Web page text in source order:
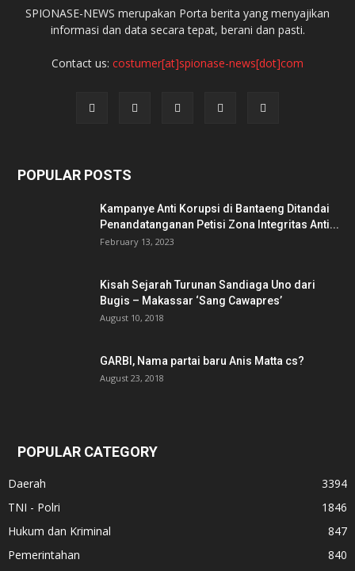
SPIONASE-NEWS merupakan Porta berita yang menyajikan
informasi dan data secara tepat, berani dan pasti.
Contact us: costumer[at]spionase-news[dot]com
POPULAR POSTS
Kampanye Anti Korupsi di Bantaeng Ditandai
Penandatanganan Petisi Zona Integritas Anti...
February 13, 2023
Kisah Sejarah Turunan Sandiaga Uno dari
Bugis – Makassar ‘Sang Cawapres’
August 10, 2018
GARBI, Nama partai baru Anis Matta cs?
August 23, 2018
POPULAR CATEGORY
Daerah
3394
TNI - Polri
1846
Hukum dan Kriminal
847
Pemerintahan
840